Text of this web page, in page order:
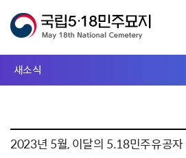
새소식
2023년 5월, 이달의 5.18민주유공